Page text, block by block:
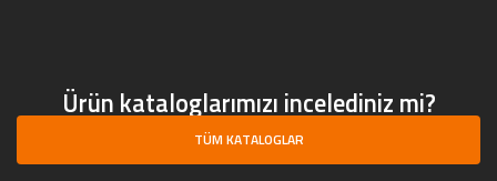
Ürün kataloglarımızı incelediniz mi?
TÜM KATALOGLAR